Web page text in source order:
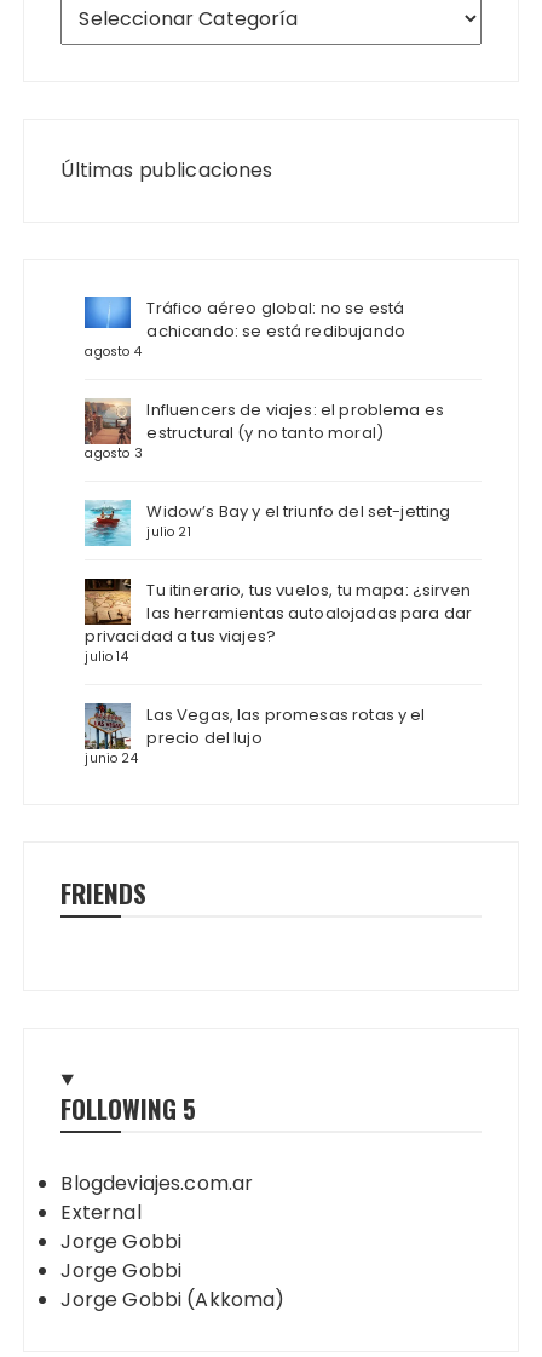
Últimas publicaciones
Tráfico aéreo global: no se está
achicando: se está redibujando
agosto 4
Influencers de viajes: el problema es
estructural (y no tanto moral)
agosto 3
Widow’s Bay y el triunfo del set-jetting
julio 21
Tu itinerario, tus vuelos, tu mapa: ¿sirven
las herramientas autoalojadas para dar
privacidad a tus viajes?
julio 14
Las Vegas, las promesas rotas y el
precio del lujo
junio 24
FRIENDS
FOLLOWING 5
Blogdeviajes.com.ar
External
Jorge Gobbi
Jorge Gobbi
Jorge Gobbi (Akkoma)